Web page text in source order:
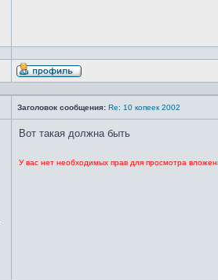
Заголовок сообщения: Re: 10 копеек 2002
Вот такая должна быть
У вас нет необходимых прав для просмотра